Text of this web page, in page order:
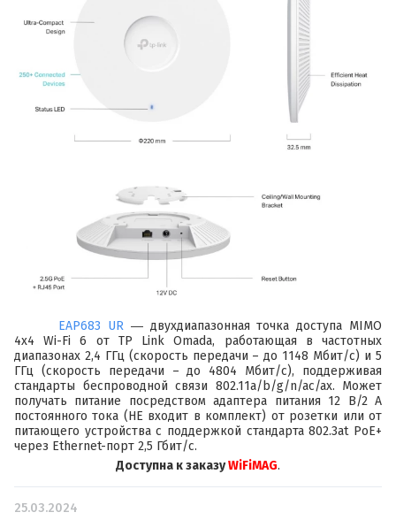
EAP683 UR― двухдиапазонная точка доступа MIMO
4x4 Wi-Fi 6 от TP Link Omada, работающая в частотных
диапазонах 2,4 ГГц (скорость передачи – до 1148 Мбит/с) и 5
ГГц (скорость передачи – до 4804 Мбит/с), поддерживая
стандарты беспроводной связи 802.11a/b/g/n/ac/ax. Может
получать питание посредством адаптера питания 12 В/2 А
постоянного тока (НЕ входит в комплект) от розетки или от
питающего устройства с поддержкой стандарта 802.3at PoE+
через Ethernet-порт 2,5 Гбит/с.
Доступна к заказуWiFiMAG.
25.03.2024